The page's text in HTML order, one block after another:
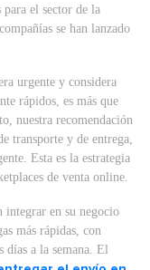
para el sector de la
se han lanzado
urgente y considera
rápidos, es más que
nuestra recomendación
transporte y de entrega,
Esta es la estrategia
de venta online.
integrar en su negocio
más rápidas, con
a la semana. El